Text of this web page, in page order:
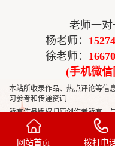
老师一对
杨老师：
徐老师：
(手机微
本站所收录作品、热点评论等信
习参考和传递资讯
所有作品版权归原创作者所有，
联系我们50455704
告知，我们将
Copyright © 2022-2032
长沙高
网站首页 拨打电